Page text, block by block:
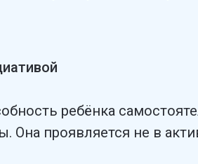
ребёнка
Она проявляется не в